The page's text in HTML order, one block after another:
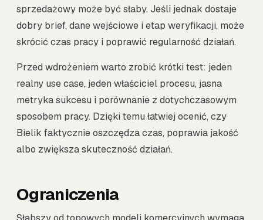
sprzedażowy może być słaby. Jeśli jednak dostaje
dobry brief, dane wejściowe i etap weryfikacji, może
skrócić czas pracy i poprawić regularność działań.
Przed wdrożeniem warto zrobić krótki test: jeden
realny use case, jeden właściciel procesu, jasna
metryka sukcesu i porównanie z dotychczasowym
sposobem pracy. Dzięki temu łatwiej ocenić, czy
Bielik faktycznie oszczędza czas, poprawia jakość
albo zwiększa skuteczność działań.
Ograniczenia